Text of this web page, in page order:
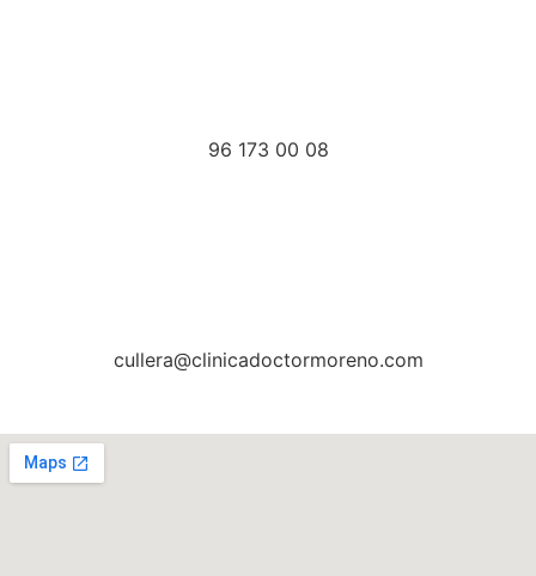
96 173 00 08
cullera@clinicadoctormoreno.com